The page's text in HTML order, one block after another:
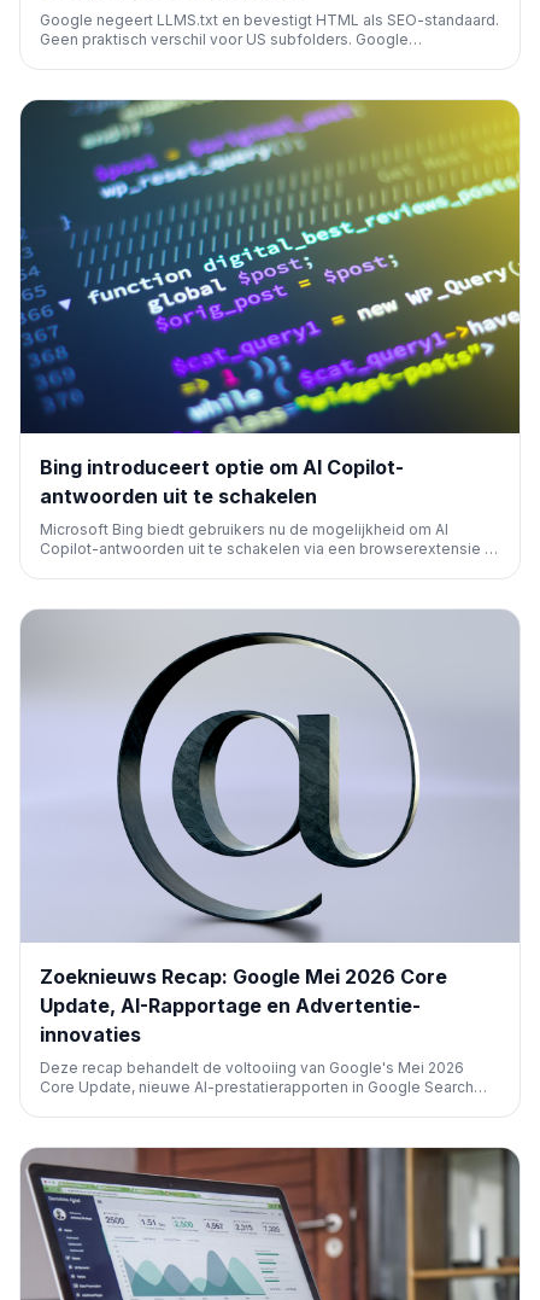
Google negeert LLMS.txt en bevestigt HTML als SEO-standaard.
Geen praktisch verschil voor US subfolders. Google
Bing introduceert optie om AI Copilot-
antwoorden uit te schakelen
Microsoft Bing biedt gebruikers nu de mogelijkheid om AI
Copilot-antwoorden uit te schakelen via een browserextensie of
feedback over de wens naar keuze.
Zoeknieuws Recap: Google Mei 2026 Core
Update, AI-Rapportage en Advertentie-
innovaties
Deze recap behandelt de voltooiing van Google's Mei 2026
Core Update, nieuwe AI-prestatierapporten in Google Search